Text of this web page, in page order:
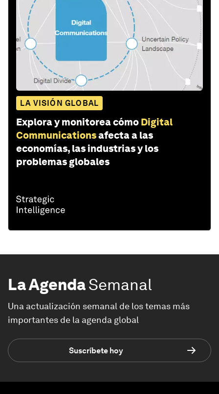
LA VISIÓN GLOBAL
Explora y monitorea cómo Digital
Communicationsafecta a las
economías, las industrias y los
problemas globales
La AgendaSemanal
Una actualización semanal de los temas más
importantes de la agenda global
Suscríbete hoy